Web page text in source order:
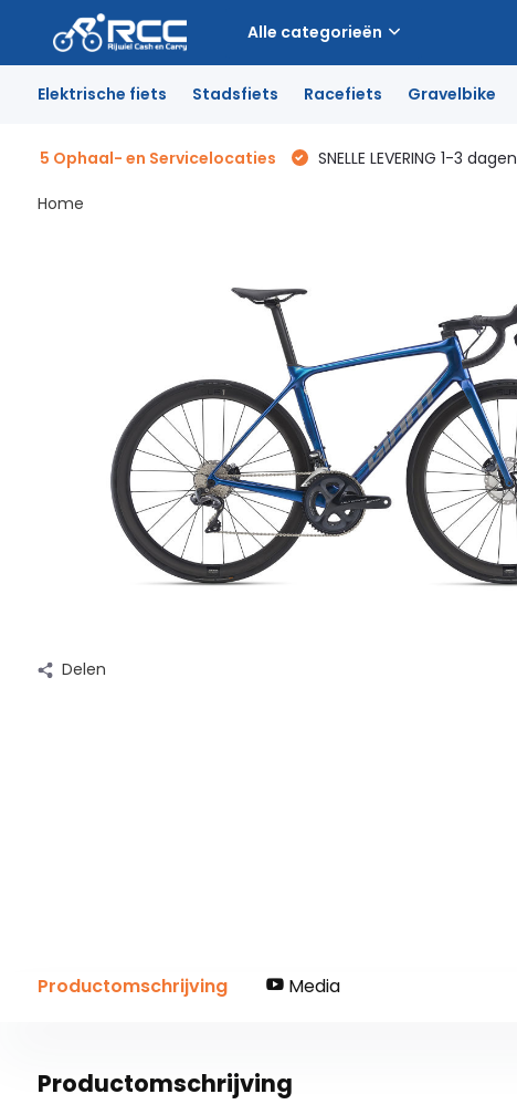
Alle categorieën
Elektrische fiets Stadsfiets Racefiets Gravelbike
5 Ophaal- en Servicelocaties SNELLE LEVERING 1-3 dagen
Home
Delen
Productomschrijving Media
Productomschrijving